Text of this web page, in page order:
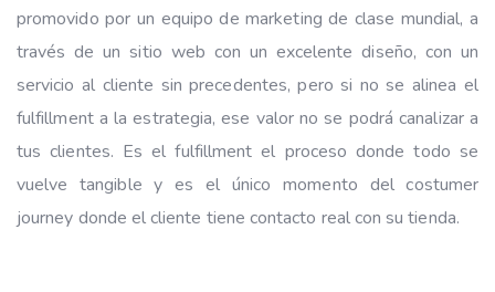
promovido por un equipo de marketing de clase mundial, a
través de un sitio web con un excelente diseño, con un
servicio al cliente sin precedentes, pero si no se alinea el
fulfillment a la estrategia, ese valor no se podrá canalizar a
tus clientes. Es el fulfillment el proceso donde todo se
vuelve tangible y es el único momento del costumer
journey donde el cliente tiene contacto real con su tienda.